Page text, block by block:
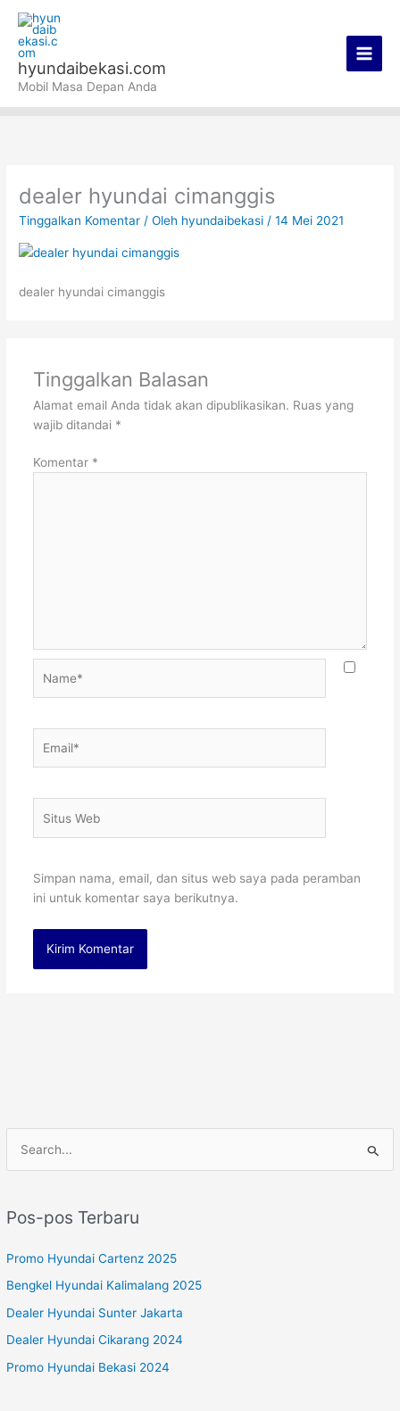
konten
hyundaibekasi.com
Mobil Masa Depan Anda
i
u
k
:
Pos-pos Terbaru
Promo Hyundai Cartenz 2025
Bengkel Hyundai Kalimalang 2025
Dealer Hyundai Sunter Jakarta
Dealer Hyundai Cikarang 2024
Promo Hyundai Bekasi 2024
dealer hyundai cimanggis
Tinggalkan Komentar / Oleh hyundaibekasi/14 Mei 2021
dealer hyundai cimanggis
Tinggalkan Balasan
Alamat email Anda tidak akan dipublikasikan. Ruas yang
wajib ditandai *
Komentar *
Web
Simpan nama, email, dan situs web saya pada peramban
ini untuk komentar saya berikutnya.